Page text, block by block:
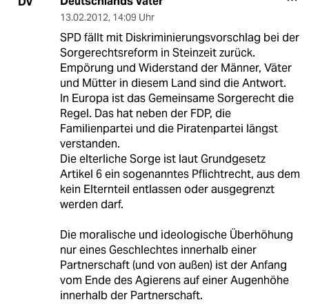
13.02.2012, 14:09 Uhr
SPD fällt mit Diskriminierungsvorschlag bei der
Sorgerechtsreform in Steinzeit zurück.
Empörung und Widerstand der Männer, Väter
und Mütter in diesem Land sind die Antwort.
In Europa ist das Gemeinsame Sorgerecht die
Regel. Das hat neben der FDP, die
Familienpartei und die Piratenpartei längst
verstanden.
Die elterliche Sorge ist laut Grundgesetz
Artikel 6 ein sogenanntes Pflichtrecht, aus dem
kein Elternteil entlassen oder ausgegrenzt
werden darf.
Die moralische und ideologische Überhöhung
nur eines Geschlechtes innerhalb einer
Partnerschaft (und von außen) ist der Anfang
vom Ende des Agierens auf einer Augenhöhe
innerhalb der Partnerschaft.